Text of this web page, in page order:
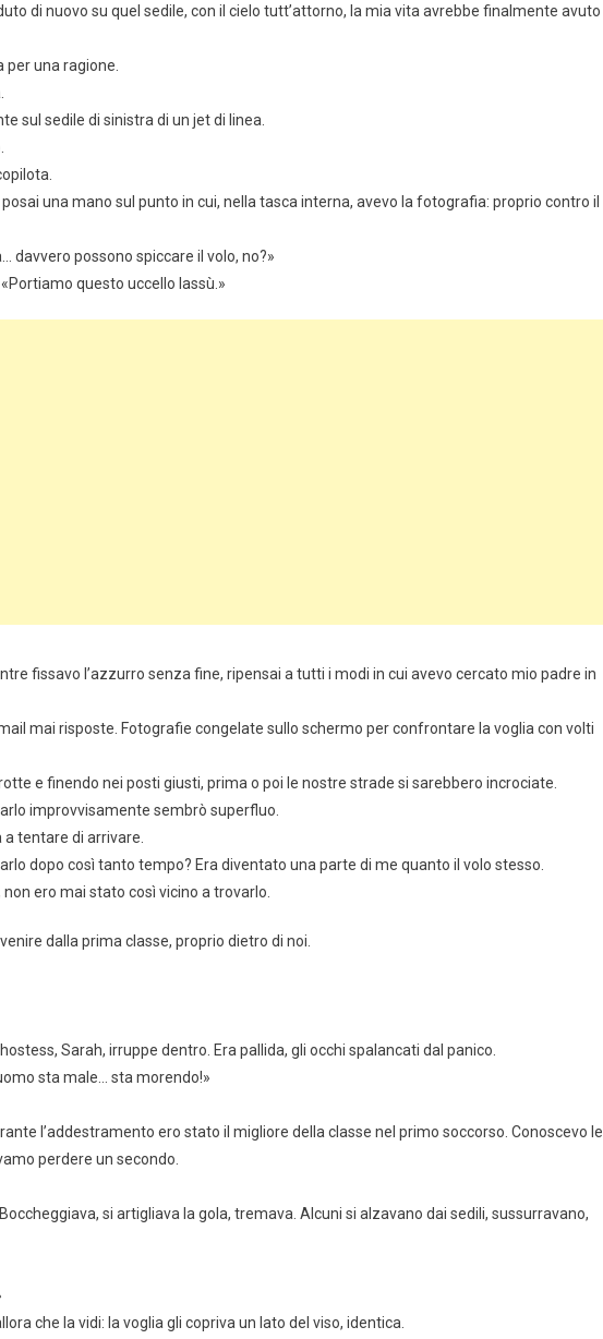
di nuovo su quel sedile, con il cielo tutt’attorno, la mia vita avrebbe finalmente avuto
una ragione.
sul sedile di sinistra di un jet di linea.
una mano sul punto in cui, nella tasca interna, avevo la fotografia: proprio contro il
davvero possono spiccare il volo, no?»
questo uccello lassù.»
fissavo l’azzurro senza fine, ripensai a tutti i modi in cui avevo cercato mio padre in
mai risposte. Fotografie congelate sullo schermo per confrontare la voglia con volti
e finendo nei posti giusti, prima o poi le nostre strade si sarebbero incrociate.
improvvisamente sembrò superfluo.
tentare di arrivare.
dopo così tanto tempo? Era diventato una parte di me quanto il volo stesso.
ero mai stato così vicino a trovarlo.
dalla prima classe, proprio dietro di noi.
Sarah, irruppe dentro. Era pallida, gli occhi spalancati dal panico.
sta male… sta morendo!»
l’addestramento ero stato il migliore della classe nel primo soccorso. Conoscevo le
perdere un secondo.
si artigliava la gola, tremava. Alcuni si alzavano dai sedili, sussurravano,
che la vidi: la voglia gli copriva un lato del viso, identica.